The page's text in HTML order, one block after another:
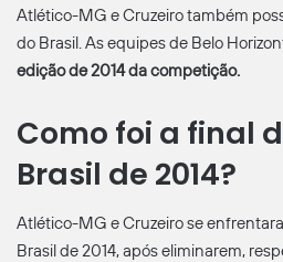
Atlético-MG e Cruzeiro também
do Brasil. As equipes de Belo
edição de 2014 da competição.
Como foi a final
Brasil de 2014?
Atlético-MG e Cruzeiro se
Brasil de 2014, após eliminarem,